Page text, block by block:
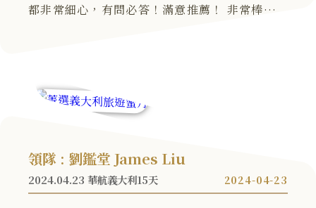
都非常細心，有問必答！滿意推薦！ 非常棒的旅
領隊 : 劉鑑堂 James Liu
2024.04.23 華航義大利15天 2024-04-23